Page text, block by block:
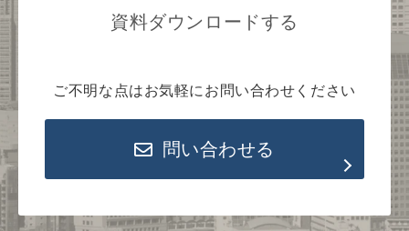
資料ダウンロードする
ご不明な点はお気軽にお問い合わせください
問い合わせる